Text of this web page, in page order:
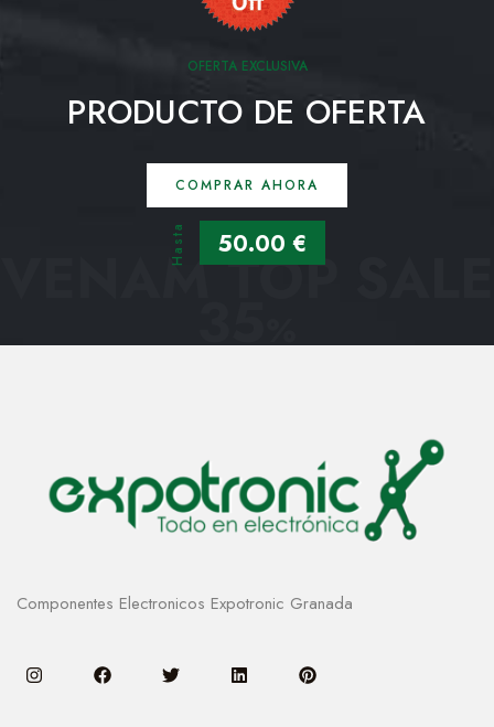
OFERTA EXCLUSIVA
PRODUCTO DE OFERTA
COMPRAR AHORA
Hasta 50.00 €
VENAM TOP SALE
35
Componentes Electronicos Expotronic Granada